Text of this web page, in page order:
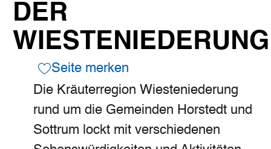
DER
WIESTENIEDERUNG
Seite merken
Die Kräuterregion Wiesteniederung
rund um die Gemeinden Horstedt und
Sottrum lockt mit verschiedenen